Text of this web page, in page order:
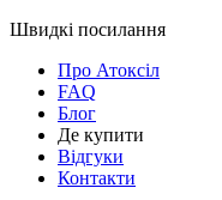
Швидкі посилання
Про Атоксіл
FAQ
Блог
Де купити
Відгуки
Контакти